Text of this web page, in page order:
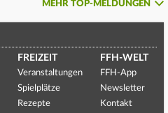
MEHR TOP-MELDUNGEN
FREIZEIT
Veranstaltungen
Spielplätze
Rezepte
FFH-WELT
FFH-App
Newsletter
Kontakt